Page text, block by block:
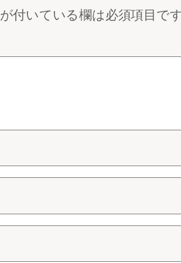
が付いている欄は必須項目で